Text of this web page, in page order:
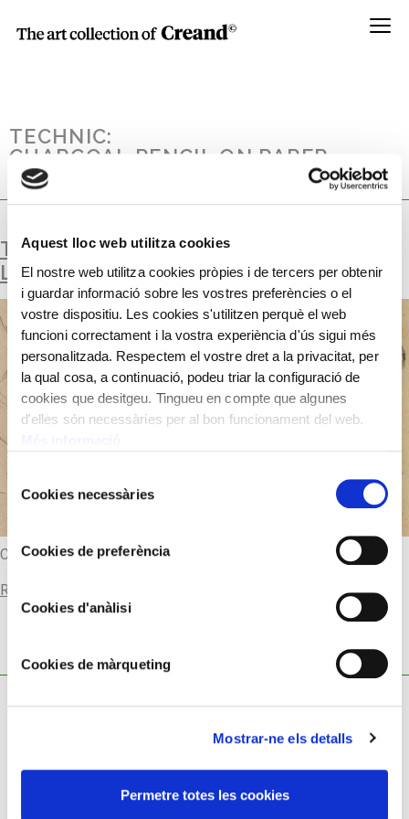
Aquest lloc web utilitza cookies
El nostre web utilitza cookies pròpies i de tercers per obtenir
i guardar informació sobre les vostres preferències o el
vostre dispositiu. Les cookies s'utilitzen perquè el web
funcioni correctament i la vostra experiència d'ús sigui més
personalitzada. Respectem el vostre dret a la privacitat, per
la qual cosa, a continuació, podeu triar la configuració de
cookies que desitgeu. Tingueu en compte que algunes
d'elles són necessàries per al bon funcionament del web.
deCookies necessàries
Cookies de preferència
Cookies d'anàlisi
Cookies de màrqueting
Mostrar-ne els detalls
Permetre totes les cookies
Menú
TECHNIC:
CHARCOAL PENCIL ON PAPER,
DOUBLE-SIDED
TOULOUSE-LAUTREC, HIS COUSIN AND
LA GOULUE
Caricatures from history
Read more
Cookies policy